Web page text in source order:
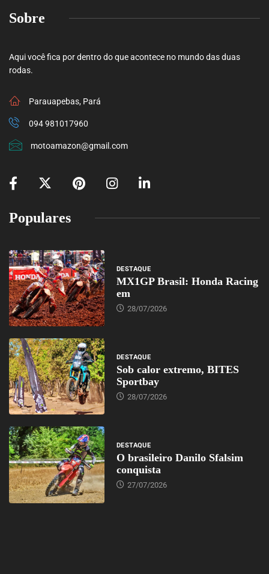
Sobre
Aqui você fica por dentro do que acontece no mundo das duas
rodas.
Parauapebas, Pará
094 981017960
motoamazon@gmail.com
Populares
DESTAQUE
MX1GP Brasil: Honda Racing
em
28/07/2026
DESTAQUE
Sob calor extremo, BITES
Sportbay
28/07/2026
DESTAQUE
O brasileiro Danilo Sfalsim
conquista
27/07/2026